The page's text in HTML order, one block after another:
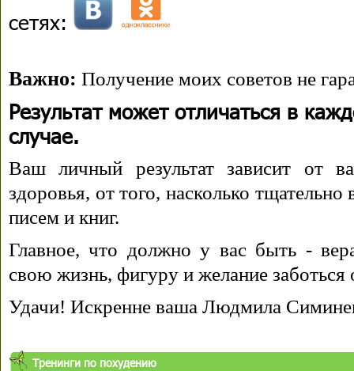
сетях:
Важно: Получение моих советов не
Результат может отличаться в
случае.
Ваш личный результат зависит от
здоровья, от того, насколько
писем и книг.
Главное, что должно у вас быть -
свою жизнь, фигуру и желание заботься
Удачи! Искренне ваша Людмила
Тренинги по похудению